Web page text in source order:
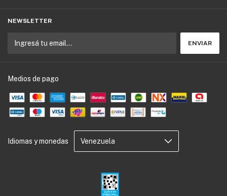
NEWSLETTER
Medios de pago
Idiomas y monedas